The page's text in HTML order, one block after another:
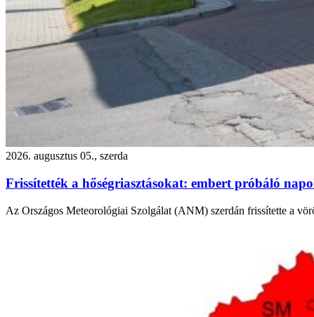
2026. augusztus 05., szerda
Frissítették a hőségriasztásokat: embert próbáló
Az Országos Meteorológiai Szolgálat (ANM) szerdán frissítette a